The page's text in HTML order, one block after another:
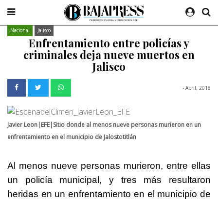
Nacional Jalisco
Enfrentamiento entre policías y
criminales deja nueve muertos en
Jalisco
- Abril, 2018
Javier Leon|EFE|Sitio donde al menos nueve personas murieron en un
enfrentamiento en el municipio de Jalostotitlán
Al menos nueve personas murieron, entre ellas
un policía municipal, y tres más resultaron
heridas en un enfrentamiento en el municipio de